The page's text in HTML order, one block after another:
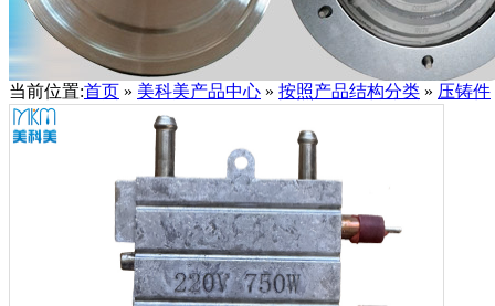
当前位置:首页 » 美科美产品中心 » 按照产品结构分类 » 压铸件